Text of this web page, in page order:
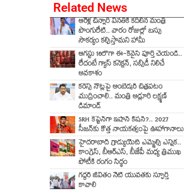
Related News
ఆరేళ్ల చిన్నారి వినతికి కదిలిన మంత్రి
పొంగులేటి.. వారం రోజుల్లో బస్సు
సౌకర్యం కల్పిస్తామని హామీ
ఆగస్టు 16లోగా ఈ-కేవైసీ పూర్తి చేయండి..
లేదంటే గ్యాస్ కనెక్షన్, సబ్సిడీ నిలిచే
అవకాశం
కరెన్సీ నోట్లపై అంబేడ్కర్ చిత్రపటం
ముద్రించాలి.. మంత్రి అడ్లూరి లక్ష్మణ్
డిమాండ్
SRH కెప్టెన్‌గా ఇషాన్ కిషన్?.. 2027
సీజన్‌కు కొత్త నాయకత్వంపై ఊహాగానాలు
హైదరాబాద్ గ్రాడ్యుయేట్ ఎమ్మెల్సీ ఎన్నిక..
కాంగ్రెస్, బీఆర్ఎస్, బీజేపీ మధ్య త్రిముఖ
పోటీకి రంగం సిద్ధం
గద్దర్ జీవితం నేటి యువతకు స్ఫూర్తి
కావాలి